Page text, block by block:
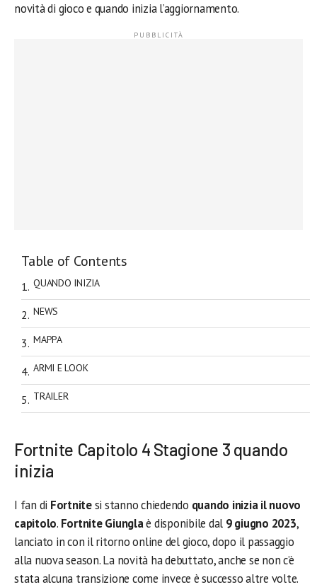
novità di gioco e quando inizia l’aggiornamento.
Table of Contents
QUANDO INIZIA
NEWS
MAPPA
ARMI E LOOK
TRAILER
Fortnite Capitolo 4 Stagione 3 quando
inizia
I fan di Fortnitesi stanno chiedendo quando inizia il nuovo
capitolo. Fortnite Giunglaè disponibile dal 9 giugno 2023,
lanciato in con il ritorno online del gioco, dopo il passaggio
alla nuova season. La novità ha debuttato, anche se non c’è
stata alcuna transizione come invece è successo altre volte.